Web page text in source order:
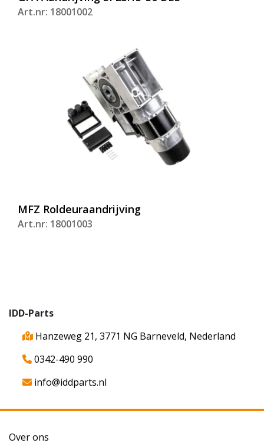
Art.nr: 18001002
MFZ Roldeuraandrijving
Art.nr: 18001003
IDD-Parts
Hanzeweg 21, 3771 NG Barneveld, Nederland
0342-490 990
info@iddparts.nl
Over ons